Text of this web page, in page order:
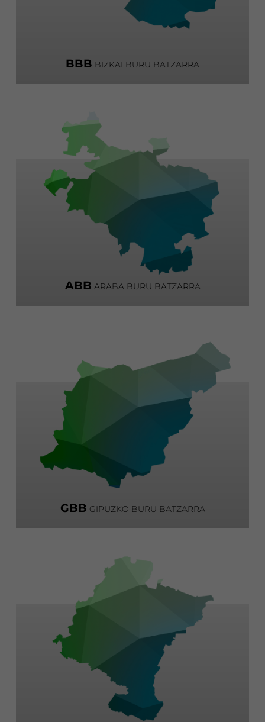
BBB BIZKAI BURU BATZARRA
ABB ARABA BURU BATZARRA
GBB GIPUZKO BURU BATZARRA